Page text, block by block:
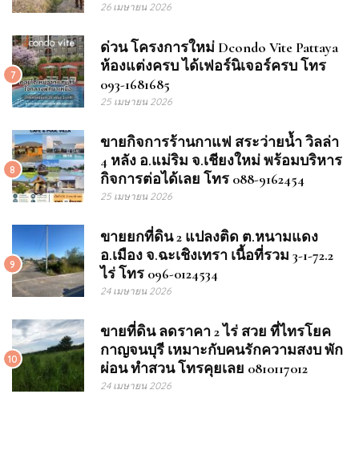
26 เมษายน 2026
7
ด่วน โครงการใหม่ Dcondo Vite Pattaya
ห้องแต่งครบ ได้เฟอร์นิเจอร์ครบ โทร
093-1681685
25 เมษายน 2026
8
ขายกิจการร้านกาแฟ สระว่ายน้ำ วิลล่า
4 หลัง อ.แม่ริม จ.เชียงใหม่ พร้อมบริหาร
กิจการต่อได้เลย โทร 088-9162454
25 เมษายน 2026
9
ขายยกที่ดิน 2 แปลงติด ต.หนามแดง
อ.เมือง จ.ฉะเชิงเทรา เนื้อที่รวม 3-1-72.2
ไร่ โทร 096-0124534
24 เมษายน 2026
10
ขายที่ดิน ลดราคา 2 ไร่ สวย ที่ไทรโยค
กาญจนบุรี เหมาะกับคนรักความสงบ พัก
ผ่อน ทำสวน โทรคุยเลย 0810117012
24 เมษายน 2026